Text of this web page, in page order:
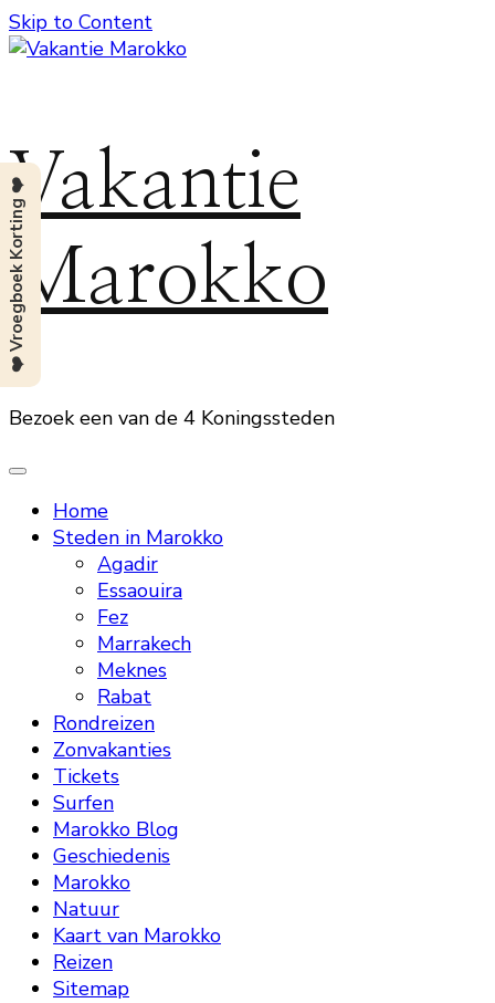
Skip to Content
Vakantie
Marokko
Bezoek een van de 4 Koningssteden
Home
Steden in Marokko
Agadir
Essaouira
Fez
Marrakech
Meknes
Rabat
Rondreizen
Zonvakanties
Tickets
Surfen
Marokko Blog
Geschiedenis
Marokko
Natuur
Kaart van Marokko
Reizen
Sitemap
❤️ Vroegboek Korting ❤️